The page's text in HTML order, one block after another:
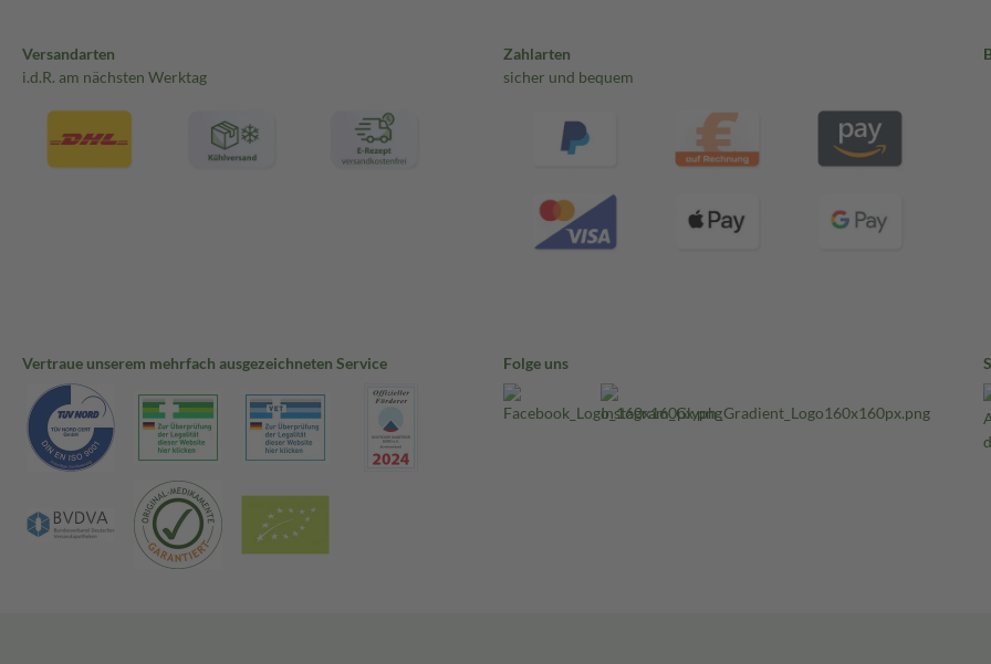
Versandarten
i.d.R. am nächsten Werktag
Zahlarten
sicher und bequem
Vertraue unserem mehrfach ausgezeichneten Service Folge uns